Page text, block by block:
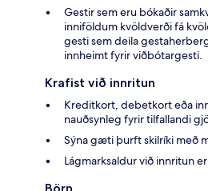
Gestir sem eru bókaðir
inniföldum kvöldverði fá
gesti sem deila
innheimt fyrir viðbótargesti.
Krafist við innritun
Kreditkort, debetkort eða
nauðsynleg fyrir tilfallandi
Sýna gæti þurft skilríki með
Lágmarksaldur við innritun er